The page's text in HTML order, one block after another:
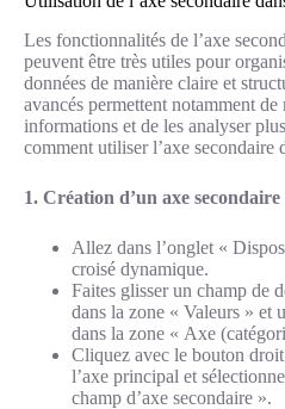
Les fonctionnalités de l’axe
peuvent être très utiles pour
données de manière claire et
avancés permettent notamment
informations et de les analyser
comment utiliser l’axe secondaire
1. Création d’un axe secondaire
Allez dans l’onglet «
croisé dynamique.
Faites glisser un champ de
dans la zone « Valeurs » et
dans la zone « Axe
Cliquez avec le bouton
l’axe principal et
champ d’axe secondaire ».